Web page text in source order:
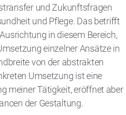
und Zukunftsfragen
und Pflege. Das betrifft
in diesem Bereich,
einzelner Ansätze in
von der abstrakten
Umsetzung ist eine
meiner Tätigkeit, eröffnet aber
der Gestaltung.